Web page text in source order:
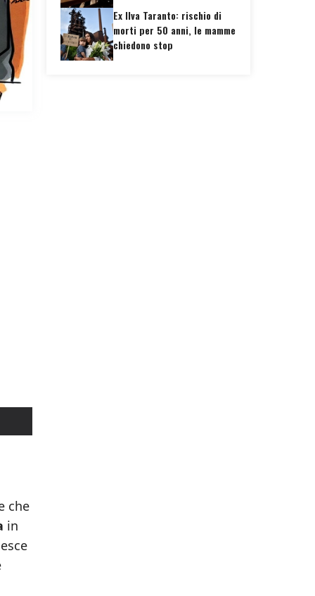
che
in
Ex Ilva Taranto: rischio di
morti per 50 anni, le mamme
chiedono stop